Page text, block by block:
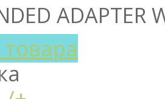
ADAPTER